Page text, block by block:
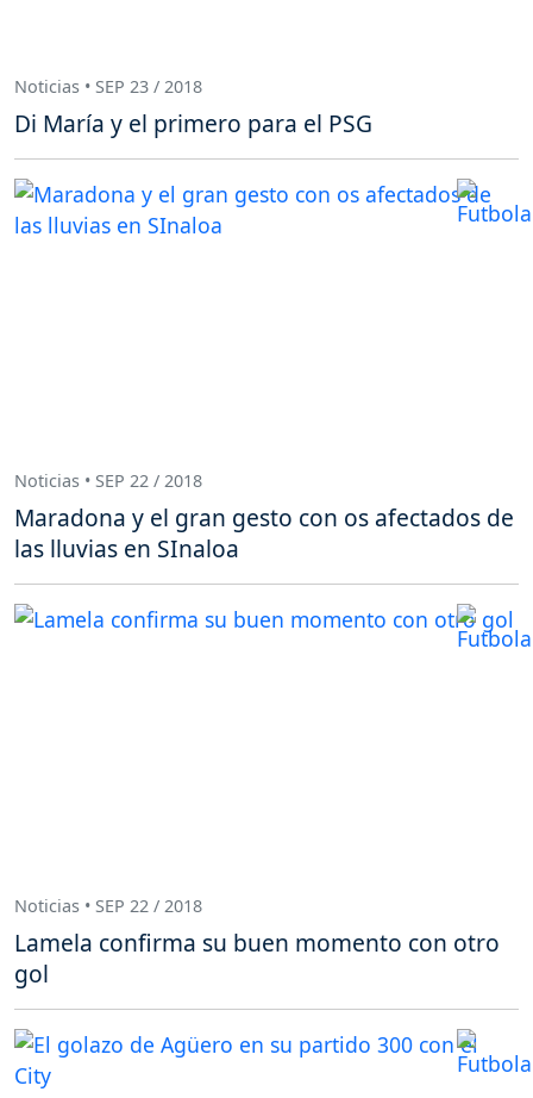
Noticias • SEP 23 / 2018
Di María y el primero para el PSG
Noticias • SEP 22 / 2018
Maradona y el gran gesto con os afectados de
las lluvias en SInaloa
Noticias • SEP 22 / 2018
Lamela confirma su buen momento con otro
gol